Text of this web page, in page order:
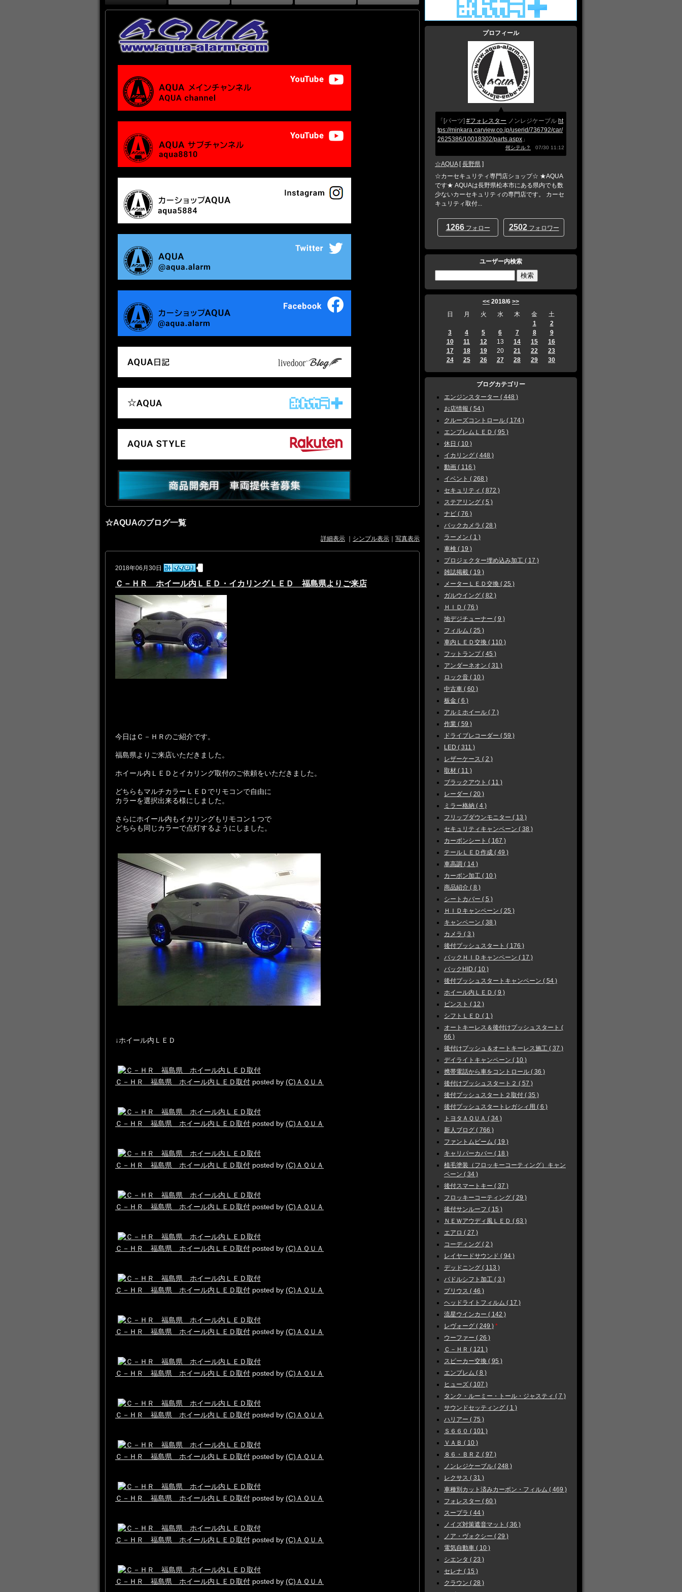
☆AQUAのブログ一覧
詳細表示 シンプル表示 写真表示
2018年06月30日
Ｃ－ＨＲ ホイール内ＬＥＤ・イカリングＬＥＤ 福島県よりご来店
今日はＣ－ＨＲのご紹介です。
福島県よりご来店いただきました。
ホイール内ＬＥＤとイカリング取付のご依頼をいただきました。
どちらもマルチカラーＬＥＤでリモコンで自由に
カラーを選択出来る様にしました。
さらにホイール内もイカリングもリモコン１つで
どちらも同じカラーで点灯するようにしました。
↓ホイール内ＬＥＤ
Ｃ－ＨＲ 福島県 ホイール内ＬＥＤ取付 posted by (C)ＡＱＵＡ
Ｃ－ＨＲ 福島県 ホイール内ＬＥＤ取付 posted by (C)ＡＱＵＡ
Ｃ－ＨＲ 福島県 ホイール内ＬＥＤ取付 posted by (C)ＡＱＵＡ
Ｃ－ＨＲ 福島県 ホイール内ＬＥＤ取付 posted by (C)ＡＱＵＡ
Ｃ－ＨＲ 福島県 ホイール内ＬＥＤ取付 posted by (C)ＡＱＵＡ
Ｃ－ＨＲ 福島県 ホイール内ＬＥＤ取付 posted by (C)ＡＱＵＡ
Ｃ－ＨＲ 福島県 ホイール内ＬＥＤ取付 posted by (C)ＡＱＵＡ
Ｃ－ＨＲ 福島県 ホイール内ＬＥＤ取付 posted by (C)ＡＱＵＡ
Ｃ－ＨＲ 福島県 ホイール内ＬＥＤ取付 posted by (C)ＡＱＵＡ
Ｃ－ＨＲ 福島県 ホイール内ＬＥＤ取付 posted by (C)ＡＱＵＡ
Ｃ－ＨＲ 福島県 ホイール内ＬＥＤ取付 posted by (C)ＡＱＵＡ
Ｃ－ＨＲ 福島県 ホイール内ＬＥＤ取付 posted by (C)ＡＱＵＡ
Ｃ－ＨＲ 福島県 ホイール内ＬＥＤ取付 posted by (C)ＡＱＵＡ
プロフィール
「[パーツ] #フォレスター ノンレジケーブル ht
tps://minkara.carview.co.jp/userid/736792/car/
2625386/10018302/parts.aspx 」
何シテル？ 07/30 11:12
☆AQUA[長野県 ]
☆カーセキュリティ専門店ショップ☆ ★AQUA
です★ AQUAは長野県松本市にある県内でも数
少ないカーセキュリティの専門店です。 カーセ
キュリティ取付...
1266フォロー 2502フォロワー
ユーザー内検索
<< 2018/6 >>
日
月 火 水 木 金
土
1
2
3
4 5 6 7 8
9
10
11 12 13 14 15
16
17
18 19 20 21 22
23
24
25 26 27 28 29 30
ブログカテゴリー
エンジンスターター ( 448 )
お店情報 ( 54 )
クルーズコントロール ( 174 )
エンブレムＬＥＤ ( 95 )
休日 ( 10 )
イカリング ( 448 )
動画 ( 116 )
イベント ( 268 )
セキュリティ ( 872 )
ステアリング ( 5 )
ナビ ( 76 )
バックカメラ ( 28 )
ラーメン ( 1 )
車検 ( 19 )
プロジェクター埋め込み加工 ( 17 )
雑誌掲載 ( 19 )
メーターＬＥＤ交換 ( 25 )
ガルウイング ( 82 )
ＨＩＤ ( 76 )
地デジチューナー ( 9 )
フィルム ( 25 )
車内ＬＥＤ交換 ( 110 )
フットランプ ( 45 )
アンダーネオン ( 31 )
ロック音 ( 10 )
中古車 ( 60 )
板金 ( 6 )
アルミホイール ( 7 )
作業 ( 59 )
ドライブレコーダー ( 59 )
LED ( 311 )
レザーケース ( 2 )
取材 ( 11 )
ブラックアウト ( 11 )
レーダー ( 20 )
ミラー格納 ( 4 )
フリップダウンモニター ( 13 )
セキュリティキャンペーン ( 38 )
カーボンシート ( 167 )
テールＬＥＤ作成 ( 49 )
車高調 ( 14 )
カーボン加工 ( 10 )
商品紹介 ( 8 )
シートカバー ( 5 )
ＨＩＤキャンペーン ( 25 )
キャンペーン ( 38 )
カメラ ( 3 )
後付プッシュスタート ( 176 )
バックＨＩＤキャンペーン ( 17 )
バックHID ( 10 )
後付プッシュスタートキャンペーン ( 54 )
ホイール内ＬＥＤ ( 9 )
ピンスト ( 12 )
シフトＬＥＤ ( 1 )
オートキーレス＆後付けプッシュスタート (
66 )
後付けプッシュ＆オートキーレス施工 ( 37 )
デイライトキャンペーン ( 10 )
携帯電話から車をコントロール ( 36 )
後付けプッシュスタート２ ( 57 )
後付プッシュスタート２取付 ( 35 )
後付プッシュスタートレガシィ用 ( 6 )
トヨタＡＱＵＡ ( 34 )
新人ブログ ( 766 )
ファントムビーム ( 19 )
キャリパーカバー ( 18 )
植毛塗装（フロッキーコーティング）キャン
ペーン ( 34 )
後付スマートキー ( 37 )
フロッキーコーティング ( 29 )
後付サンルーフ ( 15 )
ＮＥＷアウディ風ＬＥＤ ( 63 )
エアロ ( 27 )
コーディング ( 2 )
レイヤードサウンド ( 94 )
デッドニング ( 113 )
パドルシフト加工 ( 3 )
プリウス ( 46 )
ヘッドライトフィルム ( 17 )
流星ウインカー ( 142 )
レヴォーグ ( 249 ) *
ウーファー ( 26 )
Ｃ－ＨＲ ( 121 )
スピーカー交換 ( 95 )
エンブレム ( 8 )
ヒューズ ( 107 )
タンク・ルーミー・トール・ジャスティ ( 7 )
サウンドセッティング ( 1 )
ハリアー ( 75 )
Ｓ６６０ ( 101 )
ＶＡＢ ( 10 )
８６・ＢＲＺ ( 97 )
ノンレジケーブル ( 248 )
レクサス ( 31 )
車種別カット済みカーボン・フィルム ( 469 )
フォレスター ( 60 )
スープラ ( 44 )
ノイズ対策遮音マット ( 36 )
ノア・ヴォクシー ( 29 )
電気自動車 ( 10 )
シエンタ ( 23 )
セレナ ( 15 )
クラウン ( 28 )